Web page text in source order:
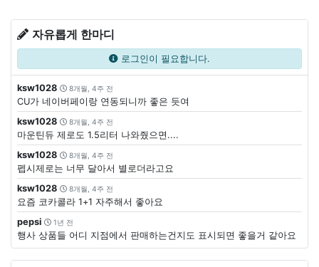
자유롭게 한마디
로그인이 필요합니다.
ksw1028 8개월, 4주 전
CU가 네이버페이랑 연동되니까 좋은 듯여
ksw1028
8개월, 4주 전
마운틴듀 제로도 1.5리터 나와줬으면....
ksw1028
8개월, 4주 전
펩시제로는 너무 달아서 별로더라고요
ksw1028
8개월, 4주 전
요즘 코카콜라 1+1 자주해서 좋아요
pepsi
1년 전
행사 상품들 어디 지점에서 판매하는건지도 표시되면 좋을거 같아요